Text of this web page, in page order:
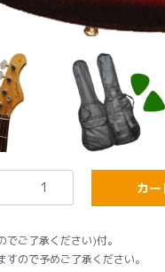
カー
ご了承ください)付。
ので予めご了承ください。